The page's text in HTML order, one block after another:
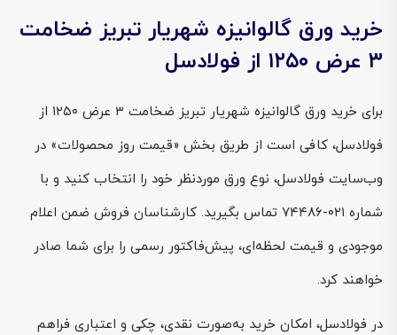
خرید ورق گالوانیزه شهریار تبریز ضخامت
۳ عرض ۱۲۵۰ از فولادسل
برای خرید ورق گالوانیزه شهریار تبریز ضخامت ۳ عرض ۱۲۵۰ از
فولادسل، کافی است از طریق بخش «قیمت روز محصولات» در
وب‌سایت فولادسل، نوع ورق موردنظر خود را انتخاب کنید و با
شماره ۰۲۱-۷۴۴۸۶ تماس بگیرید. کارشناسان فروش ضمن اعلام
موجودی و قیمت لحظه‌ای، پیش‌فاکتور رسمی را برای شما صادر
خواهند کرد.
در فولادسل، امکان خرید به‌صورت نقدی، چکی و اعتباری فراهم